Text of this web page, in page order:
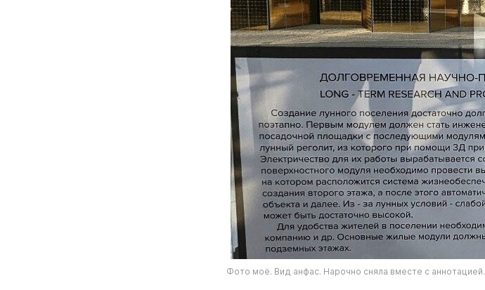
Фото моё. Вид анфас. Нарочно сняла вместе с аннотацией.